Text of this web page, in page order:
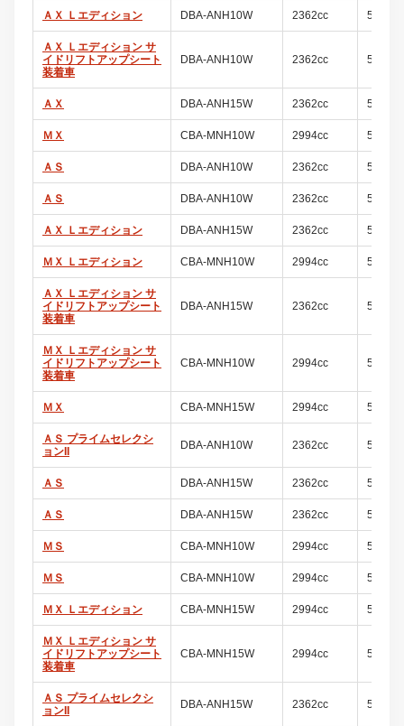
ＡＸ Ｌエディション DBA-ANH10W 2362cc 5ドア
ＡＸ Ｌエディション サ
イドリフトアップシート
装着車
DBA-ANH10W 2362cc 5ドア
ＡＸ DBA-ANH15W 2362cc 5ドア
ＭＸ CBA-MNH10W 2994cc 5ドア
ＡＳ DBA-ANH10W 2362cc 5ドア
ＡＳ DBA-ANH10W 2362cc 5ドア
ＡＸ Ｌエディション DBA-ANH15W 2362cc 5ドア
ＭＸ Ｌエディション CBA-MNH10W 2994cc 5ドア
ＡＸ Ｌエディション サ
イドリフトアップシート
装着車
DBA-ANH15W 2362cc 5ドア
ＭＸ Ｌエディション サ
イドリフトアップシート
装着車
CBA-MNH10W 2994cc 5ドア
ＭＸ CBA-MNH15W 2994cc 5ドア
ＡＳ プライムセレクシ
ョンII
DBA-ANH10W 2362cc 5ドア
ＡＳ DBA-ANH15W 2362cc 5ドア
ＡＳ DBA-ANH15W 2362cc 5ドア
ＭＳ CBA-MNH10W 2994cc 5ドア
ＭＳ CBA-MNH10W 2994cc 5ドア
ＭＸ Ｌエディション CBA-MNH15W 2994cc 5ドア
ＭＸ Ｌエディション サ
イドリフトアップシート
装着車
CBA-MNH15W 2994cc 5ドア
ＡＳ プライムセレクシ
ョンII
DBA-ANH15W 2362cc 5ドア